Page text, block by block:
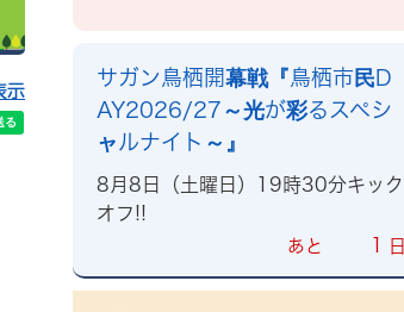
示
サガン鳥栖開幕戦『鳥栖市民D
AY2026/27～光が彩るスペシ
ャルナイト～』
8月8日（土曜日）19時30分キック
オフ!!
あと 1 日